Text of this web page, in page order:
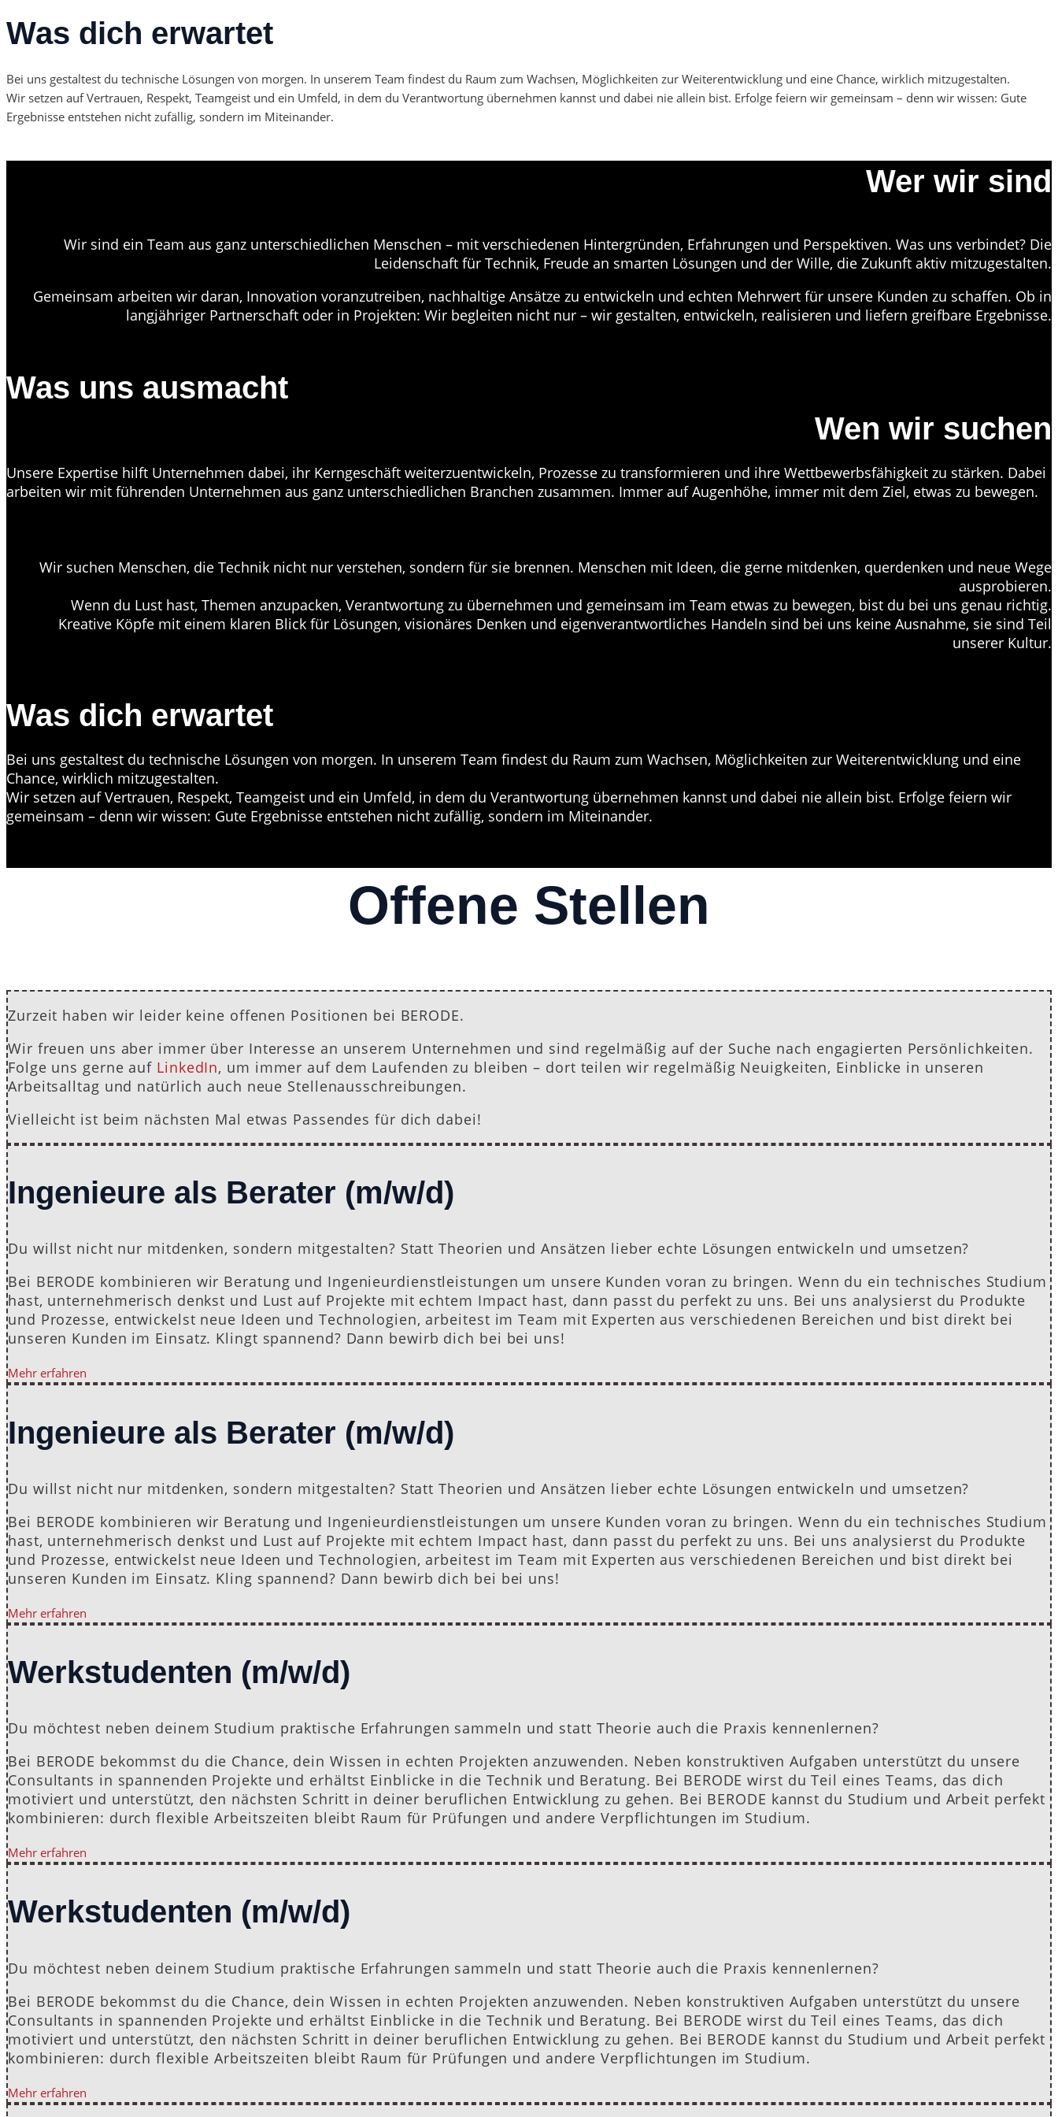
Was dich erwartet
Bei uns gestaltest du technische Lösungen von morgen. In unserem Team findest du Raum zum Wachsen, Möglichkeiten zur Weiterentwicklung und eine Chance, wirklich mitzugestalten.
Wir setzen auf Vertrauen, Respekt, Teamgeist und ein Umfeld, in dem du Verantwortung übernehmen kannst und dabei nie allein bist. Erfolge feiern wir gemeinsam – denn wir wissen: Gute
Ergebnisse entstehen nicht zufällig, sondern im Miteinander.
Wer wir sind
Wir sind ein Team aus ganz unterschiedlichen Menschen – mit verschiedenen Hintergründen, Erfahrungen und Perspektiven. Was uns verbindet? Die
Leidenschaft für Technik, Freude an smarten Lösungen und der Wille, die Zukunft aktiv mitzugestalten.
Gemeinsam arbeiten wir daran, Innovation voranzutreiben, nachhaltige Ansätze zu entwickeln und echten Mehrwert für unsere Kunden zu schaffen. Ob in
langjähriger Partnerschaft oder in Projekten: Wir begleiten nicht nur – wir gestalten, entwickeln, realisieren und liefern greifbare Ergebnisse.
Was uns ausmacht
Wen wir suchen
Unsere Expertise hilft Unternehmen dabei, ihr Kerngeschäft weiterzuentwickeln, Prozesse zu transformieren und ihre Wettbewerbsfähigkeit zu stärken. Dabei
arbeiten wir mit führenden Unternehmen aus ganz unterschiedlichen Branchen zusammen. Immer auf Augenhöhe, immer mit dem Ziel, etwas zu bewegen.
Wir suchen Menschen, die Technik nicht nur verstehen, sondern für sie brennen. Menschen mit Ideen, die gerne mitdenken, querdenken und neue Wege
ausprobieren.
Wenn du Lust hast, Themen anzupacken, Verantwortung zu übernehmen und gemeinsam im Team etwas zu bewegen, bist du bei uns genau richtig.
Kreative Köpfe mit einem klaren Blick für Lösungen, visionäres Denken und eigenverantwortliches Handeln sind bei uns keine Ausnahme, sie sind Teil
unserer Kultur.
Was dich erwartet
Bei uns gestaltest du technische Lösungen von morgen. In unserem Team findest du Raum zum Wachsen, Möglichkeiten zur Weiterentwicklung und eine
Chance, wirklich mitzugestalten.
Wir setzen auf Vertrauen, Respekt, Teamgeist und ein Umfeld, in dem du Verantwortung übernehmen kannst und dabei nie allein bist. Erfolge feiern wir
gemeinsam – denn wir wissen: Gute Ergebnisse entstehen nicht zufällig, sondern im Miteinander.
Offene Stellen
Zurzeit haben wir leider keine offenen Positionen bei BERODE.
Wir freuen uns aber immer über Interesse an unserem Unternehmen und sind regelmäßig auf der Suche nach engagierten Persönlichkeiten.
Folge uns gerne auf LinkedIn, um immer auf dem Laufenden zu bleiben – dort teilen wir regelmäßig Neuigkeiten, Einblicke in unseren
Arbeitsalltag und natürlich auch neue Stellenausschreibungen.
Vielleicht ist beim nächsten Mal etwas Passendes für dich dabei!
Ingenieure als Berater (m/w/d)
Du willst nicht nur mitdenken, sondern mitgestalten? Statt Theorien und Ansätzen lieber echte Lösungen entwickeln und umsetzen?
Bei BERODE kombinieren wir Beratung und Ingenieurdienstleistungen um unsere Kunden voran zu bringen. Wenn du ein technisches Studium
hast, unternehmerisch denkst und Lust auf Projekte mit echtem Impact hast, dann passt du perfekt zu uns. Bei uns analysierst du Produkte
und Prozesse, entwickelst neue Ideen und Technologien, arbeitest im Team mit Experten aus verschiedenen Bereichen und bist direkt bei
unseren Kunden im Einsatz. Klingt spannend? Dann bewirb dich bei bei uns!
Mehr erfahren
Ingenieure als Berater (m/w/d)
Du willst nicht nur mitdenken, sondern mitgestalten? Statt Theorien und Ansätzen lieber echte Lösungen entwickeln und umsetzen?
Bei BERODE kombinieren wir Beratung und Ingenieurdienstleistungen um unsere Kunden voran zu bringen. Wenn du ein technisches Studium
hast, unternehmerisch denkst und Lust auf Projekte mit echtem Impact hast, dann passt du perfekt zu uns. Bei uns analysierst du Produkte
und Prozesse, entwickelst neue Ideen und Technologien, arbeitest im Team mit Experten aus verschiedenen Bereichen und bist direkt bei
unseren Kunden im Einsatz. Kling spannend? Dann bewirb dich bei bei uns!
Mehr erfahren
Werkstudenten (m/w/d)
Du möchtest neben deinem Studium praktische Erfahrungen sammeln und statt Theorie auch die Praxis kennenlernen?
Bei BERODE bekommst du die Chance, dein Wissen in echten Projekten anzuwenden. Neben konstruktiven Aufgaben unterstützt du unsere
Consultants in spannenden Projekte und erhältst Einblicke in die Technik und Beratung. Bei BERODE wirst du Teil eines Teams, das dich
motiviert und unterstützt, den nächsten Schritt in deiner beruflichen Entwicklung zu gehen. Bei BERODE kannst du Studium und Arbeit perfekt
kombinieren: durch flexible Arbeitszeiten bleibt Raum für Prüfungen und andere Verpflichtungen im Studium.
Mehr erfahren
Werkstudenten (m/w/d)
Du möchtest neben deinem Studium praktische Erfahrungen sammeln und statt Theorie auch die Praxis kennenlernen?
Bei BERODE bekommst du die Chance, dein Wissen in echten Projekten anzuwenden. Neben konstruktiven Aufgaben unterstützt du unsere
Consultants in spannenden Projekte und erhältst Einblicke in die Technik und Beratung. Bei BERODE wirst du Teil eines Teams, das dich
motiviert und unterstützt, den nächsten Schritt in deiner beruflichen Entwicklung zu gehen. Bei BERODE kannst du Studium und Arbeit perfekt
kombinieren: durch flexible Arbeitszeiten bleibt Raum für Prüfungen und andere Verpflichtungen im Studium.
Mehr erfahren